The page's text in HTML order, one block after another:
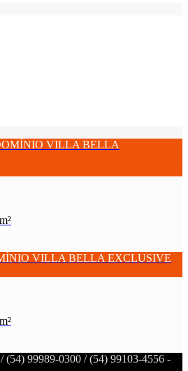
VILLA BELLA
m²
VILLA BELLA EXCLUSIVE
m²
(54) 99989-0300 / (54) 99103-4556 -